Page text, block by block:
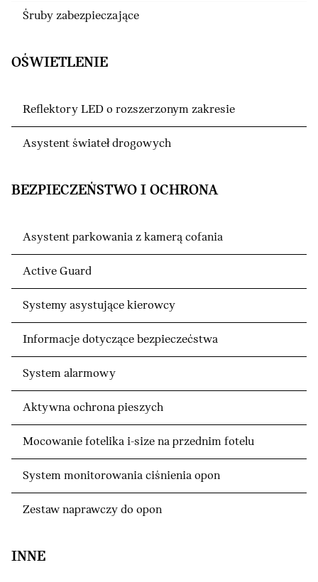
Śruby zabezpieczające
OŚWIETLENIE
Reflektory LED o rozszerzonym zakresie
Asystent świateł drogowych
BEZPIECZEŃSTWO I OCHRONA
Asystent parkowania z kamerą cofania
Active Guard
Systemy asystujące kierowcy
Informacje dotyczące bezpieczećstwa
System alarmowy
Aktywna ochrona pieszych
Mocowanie fotelika i-size na przednim fotelu
System monitorowania ciśnienia opon
Zestaw naprawczy do opon
INNE